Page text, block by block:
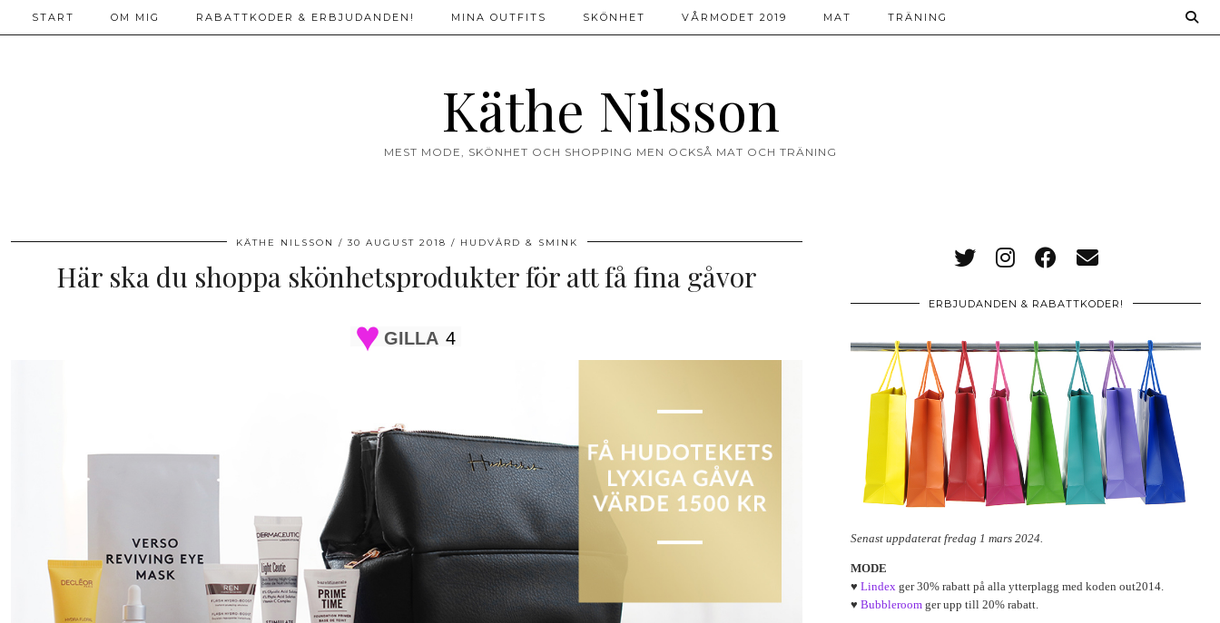
Käthe Nilsson
MEST MODE, SKÖNHET OCH SHOPPING MEN OCKSÅ MAT OCH TRÄNING
START OM MIG RABATTKODER & ERBJUDANDEN! MINA OUTFITS SKÖNHET VÅRMODET 2019 MAT TRÄNING
KÄTHE NILSSON 30 AUGUST 2018 HUDVÅRD & SMINK
Här ska du shoppa skönhetsprodukter för att få fina gåvor
GILLA 4
ERBJUDANDEN & RABATTKODER!
Senast uppdaterat fredag 1 mars 2024.
MODE
♥ Lindex ger 30% rabatt på alla ytterplagg med koden out2014.
♥ Bubbleroom ger upp till 20% rabatt.